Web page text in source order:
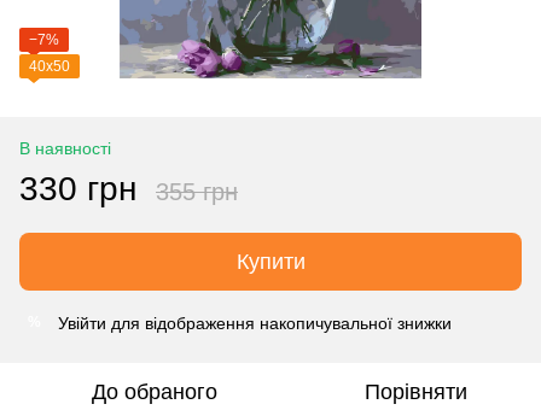
−7%
40х50
В наявності
330 грн 355 грн
Купити
Увійти для відображення накопичувальної знижки
До обраного Порівняти